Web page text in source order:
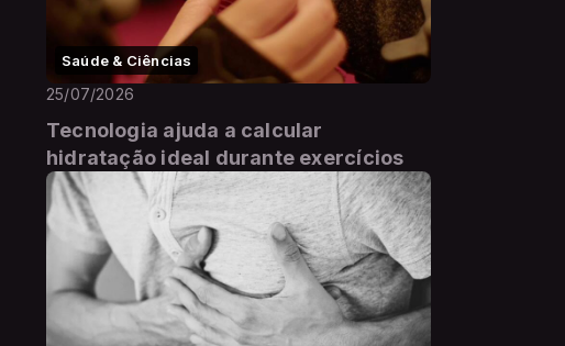
Saúde & Ciências
25/07/2026
Tecnologia ajuda a calcular
hidratação ideal durante exercícios